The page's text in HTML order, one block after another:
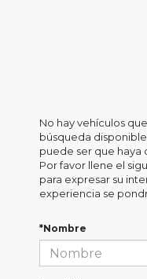
No hay vehículos
búsqueda
puede ser que haya
Por favor llene el
para expresar su
experiencia se
*Nombre